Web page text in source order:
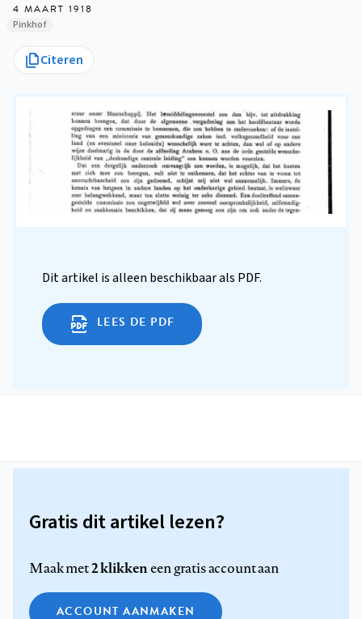
4 MAART 1918
Pinkhof
Citeren
Dit artikel is alleen beschikbaar als PDF.
LEES DE PDF
Gratis dit artikel lezen?
Maak met2 klikkeneen gratis account aan
ACCOUNT AANMAKEN